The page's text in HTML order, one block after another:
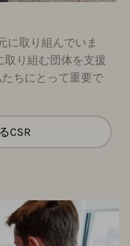
に取り組んでいま
取り組む団体を支援
ちにとって重要で
CSR